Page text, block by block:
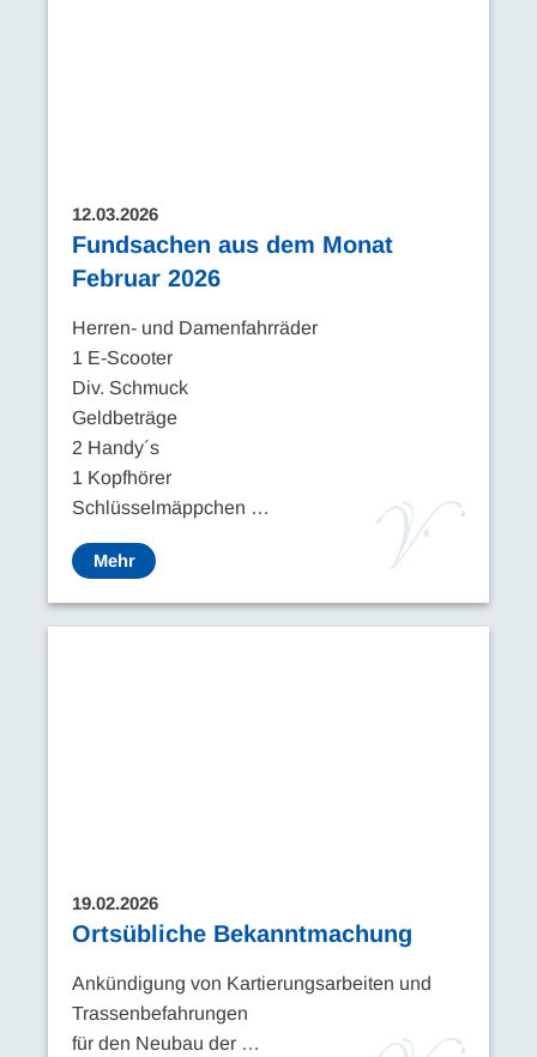
12.03.2026
Fundsachen aus dem Monat
Februar 2026
Herren- und Damenfahrräder
1 E-Scooter
Div. Schmuck
Geldbeträge
2 Handy´s
1 Kopfhörer
Schlüsselmäppchen …
Mehr
19.02.2026
Ortsübliche Bekanntmachung
Ankündigung von Kartierungsarbeiten und
Trassenbefahrungen
für den Neubau der …